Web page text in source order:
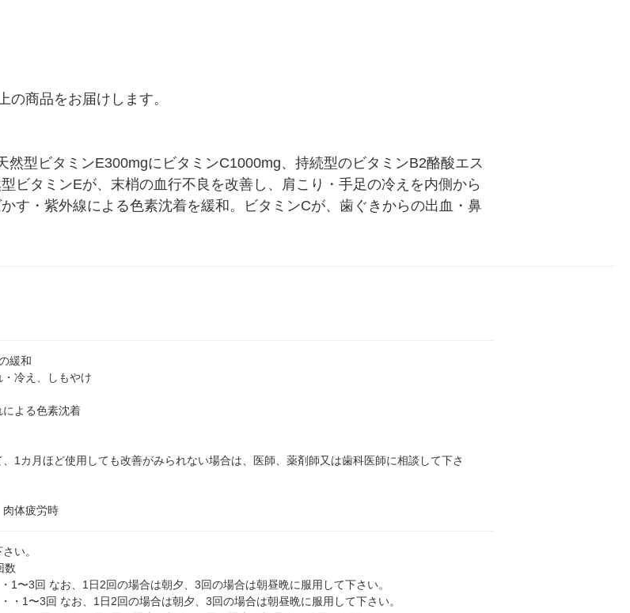
商品をお届けします。
然型ビタミンE300mgにビタミンC1000mg、持続型のビタミンB2酪酸エス
ビタミンEが、末梢の血行不良を改善し、肩こり・手足の冷えを内側から
す・紫外線による色素沈着を緩和。ビタミンCが、歯ぐきからの出血・鼻
緩和
冷え、しもやけ
による色素沈着
、1カ月ほど使用しても改善がみられない場合は、医師、薬剤師又は歯科医師に相談して下さ
肉体疲労時
い。
数
1〜3回 なお、1日2回の場合は朝夕、3回の場合は朝昼晩に服用して下さい。
・1〜3回 なお、1日2回の場合は朝夕、3回の場合は朝昼晩に服用して下さい。